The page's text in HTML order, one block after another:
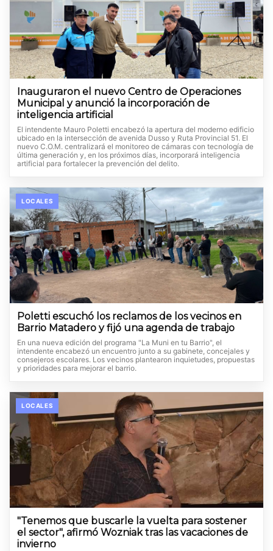
Inauguraron el nuevo Centro de Operaciones
Municipal y anunció la incorporación de
inteligencia artificial
El intendente Mauro Poletti encabezó la apertura del moderno edificio
ubicado en la intersección de avenida Dusso y Ruta Provincial 51. El
nuevo C.O.M. centralizará el monitoreo de cámaras con tecnología de
última generación y, en los próximos días, incorporará inteligencia
artificial para fortalecer la prevención del delito.
LOCALES
Poletti escuchó los reclamos de los vecinos en
Barrio Matadero y fijó una agenda de trabajo
En una nueva edición del programa "La Muni en tu Barrio", el
intendente encabezó un encuentro junto a su gabinete, concejales y
consejeros escolares. Los vecinos plantearon inquietudes, propuestas
y prioridades para mejorar el barrio.
LOCALES
"Tenemos que buscarle la vuelta para sostener
el sector", afirmó Wozniak tras las vacaciones de
invierno